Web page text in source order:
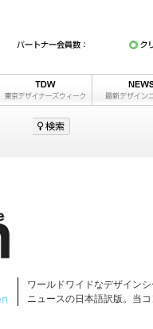
ワールドワイドなデザイン
ニュースの日本語訳版。当